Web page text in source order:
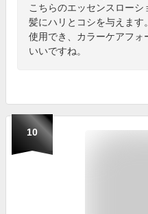
こちらのエッセンスローシ
髪にハリとコシを与えます
使用でき、カラーケアフ
いいですね。
10